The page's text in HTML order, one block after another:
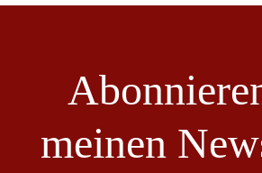
meinen